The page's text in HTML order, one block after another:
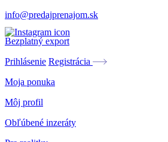
info@predajprenajom.sk
Bezplatný export
Prihlásenie Registrácia
Moja ponuka
Môj profil
Obľúbené inzeráty